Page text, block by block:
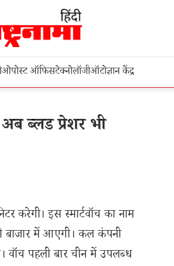
पोस्ट ऑफिसटेक्नोलॉजीऑटोज्ञान केंद्र
ब्लड प्रेशर भी
करेगी। इस स्मार्टवॉच का नाम
बाजार में आएगी। कल कंपनी
पहली बार चीन में उपलब्ध